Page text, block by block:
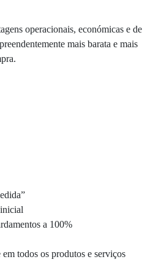
operacionais, económicas e de
mais barata e mais
a 100%
todos os produtos e serviços